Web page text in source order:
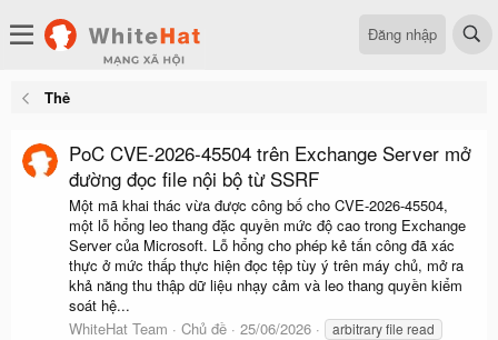
Đăng nhập
Thẻ
PoC CVE-2026-45504 trên Exchange Server mở
đường đọc file nội bộ từ SSRF
Một mã khai thác vừa được công bố cho CVE-2026-45504,
một lỗ hổng leo thang đặc quyền mức độ cao trong Exchange
Server của Microsoft. Lỗ hổng cho phép kẻ tấn công đã xác
thực ở mức thấp thực hiện đọc tệp tùy ý trên máy chủ, mở ra
khả năng thu thập dữ liệu nhạy cảm và leo thang quyền kiểm
soát hệ...
WhiteHat Team
Chủ đề 25/06/2026 arbitrary file read